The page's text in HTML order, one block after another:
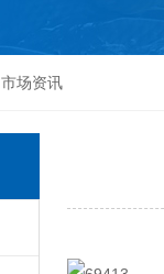
市场资讯